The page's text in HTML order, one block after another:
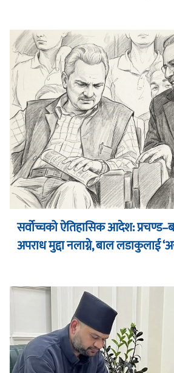
सर्वोच्चको ऐतिहासिक आदेश:
अपराध मुद्दा नलाग्ने, बाल लडाकुलाई